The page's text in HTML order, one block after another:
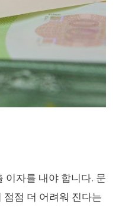
이자를 내야 합니다. 문
점 더 어려워 진다는